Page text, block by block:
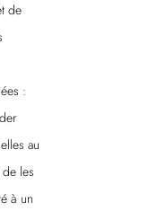
de
:
au
les
à un